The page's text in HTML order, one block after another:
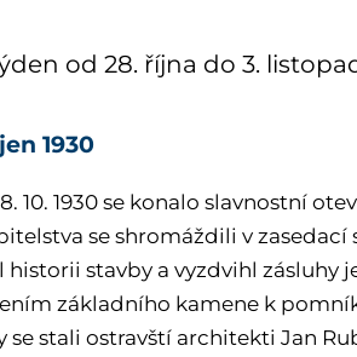
od 28. října do 3.
1930
10. 1930 se konalo slavnostní
se shromáždili v zasedací
historii stavby a vyzdvihl zásluhy
základního kamene k
se stali ostravští architekti Jan